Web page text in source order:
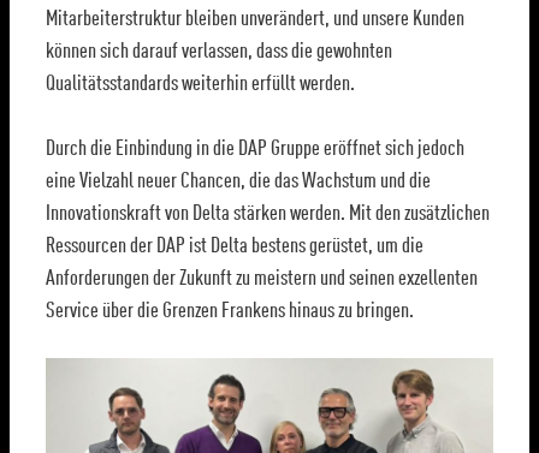
Mitarbeiterstruktur bleiben unverändert, und unsere Kunden
können sich darauf verlassen, dass die gewohnten
Qualitätsstandards weiterhin erfüllt werden.
Durch die Einbindung in die DAP Gruppe eröffnet sich jedoch
eine Vielzahl neuer Chancen, die das Wachstum und die
Innovationskraft von Delta stärken werden. Mit den zusätzlichen
Ressourcen der DAP ist Delta bestens gerüstet, um die
Anforderungen der Zukunft zu meistern und seinen exzellenten
Service über die Grenzen Frankens hinaus zu bringen.